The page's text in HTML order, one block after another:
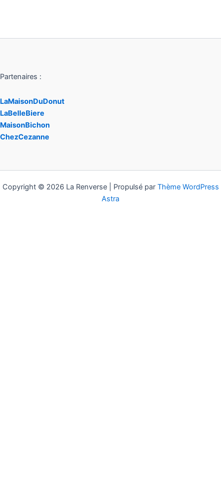
Partenaires :
LaMaisonDuDonut
LaBelleBiere
MaisonBichon
ChezCezanne
Copyright © 2026 La Renverse | Propulsé par Thème WordPress
Astra